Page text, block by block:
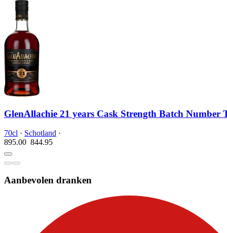
GlenAllachie 21 years Cask Strength Batch Number
70cl · Schotland ·
895.00 844.95
Aanbevolen dranken